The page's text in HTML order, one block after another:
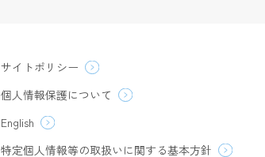
サイトポリシー
個人情報保護について
English
特定個人情報等の取扱いに関する基本方針